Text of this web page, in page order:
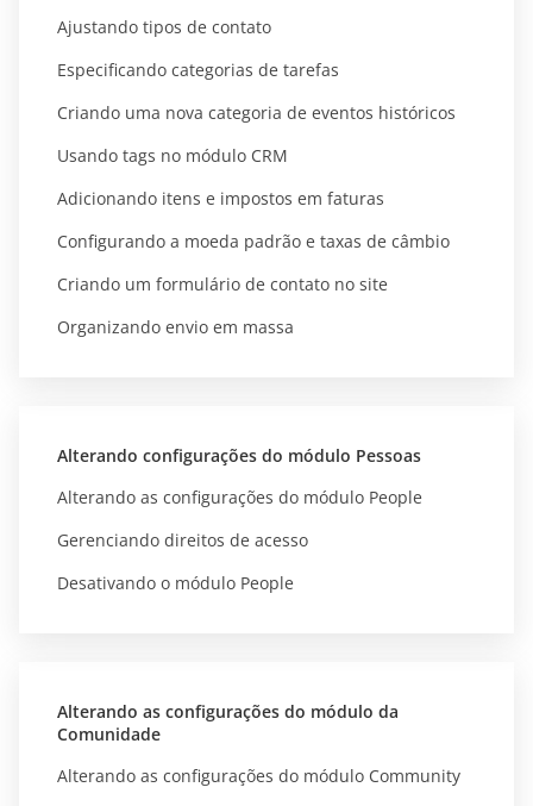
Ajustando tipos de contato
Especificando categorias de tarefas
Criando uma nova categoria de eventos históricos
Usando tags no módulo CRM
Adicionando itens e impostos em faturas
Configurando a moeda padrão e taxas de câmbio
Criando um formulário de contato no site
Organizando envio em massa
Alterando configurações do módulo Pessoas
Alterando as configurações do módulo People
Gerenciando direitos de acesso
Desativando o módulo People
Alterando as configurações do módulo da
Comunidade
Alterando as configurações do módulo Community